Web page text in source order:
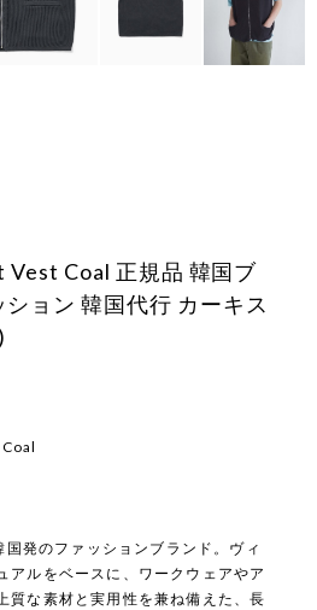
Coal 正規品 韓国ブ
ョン 韓国代行 カーキス
発のファッションブランド。ヴィ
アルをベースに、ワークウェアやア
質な素材と実用性を兼ね備えた、長